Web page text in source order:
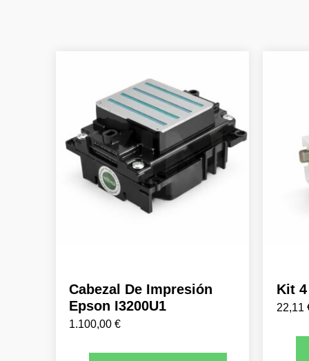
Cabezal De Impresión
Epson I3200U1
1.100,00 €
Kit 4
22,11